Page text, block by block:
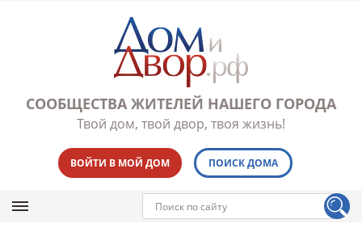
СООБЩЕСТВА ЖИТЕЛЕЙ НАШЕГО ГОРОДА
Твой дом, твой двор, твоя жизнь!
ВОЙТИ В МОЙ ДОМ ПОИСК ДОМА